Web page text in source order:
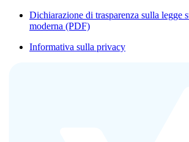
Dichiarazione di trasparenza sulla legge
moderna (PDF)
Informativa sulla privacy